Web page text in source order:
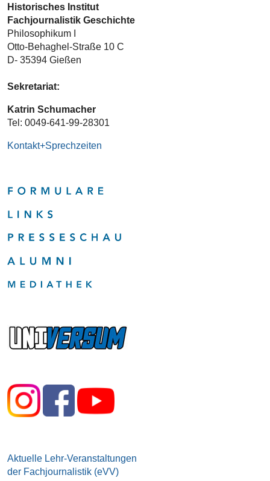
Historisches Institut
Fachjournalistik Geschichte
Philosophikum I
Otto-Behaghel-Straße 10 C
D- 35394 Gießen
Sekretariat:
Katrin Schumacher
Tel: 0049-641-99-28301
Kontakt+Sprechzeiten
Aktuelle Lehr-Veranstaltungen
der Fachjournalistik (eVV)